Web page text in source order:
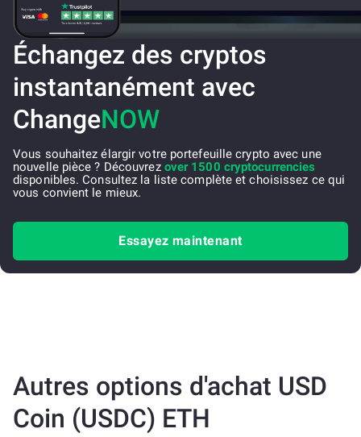
Échangez des cryptos
instantanément avec
ChangeNOW
Vous souhaitez élargir votre portefeuille crypto avec une
nouvelle pièce ? Découvrez over 1500 cryptocurrencies
disponibles. Consultez la liste complète et choisissez ce qui
vous convient le mieux.
Essayez maintenant
Autres options d'achat USD
Coin (USDC) ETH